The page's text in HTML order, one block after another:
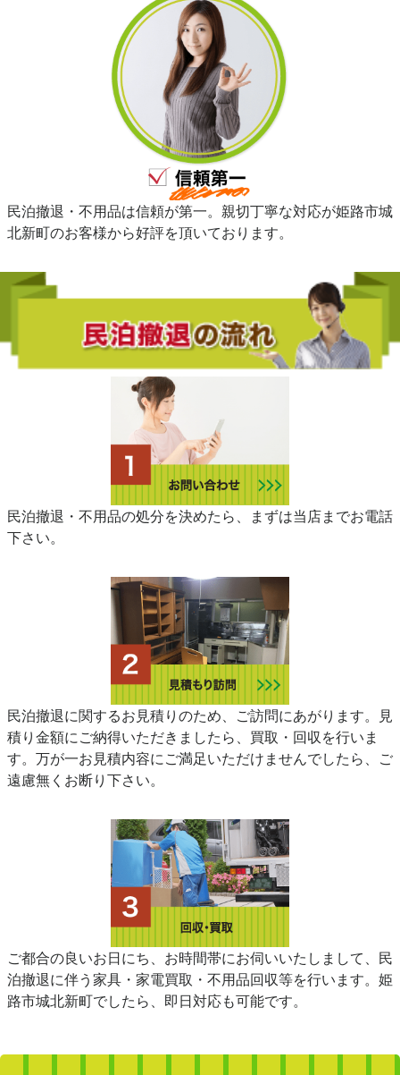
民泊撤退・不用品は信頼が第一。親切丁寧な対応が姫路市城
北新町のお客様から好評を頂いております。
民泊撤退・不用品の処分を決めたら、まずは当店までお電話
下さい。
民泊撤退に関するお見積りのため、ご訪問にあがります。見
積り金額にご納得いただきましたら、買取・回収を行いま
す。万が一お見積内容にご満足いただけませんでしたら、ご
遠慮無くお断り下さい。
ご都合の良いお日にち、お時間帯にお伺いいたしまして、民
泊撤退に伴う家具・家電買取・不用品回収等を行います。姫
路市城北新町でしたら、即日対応も可能です。